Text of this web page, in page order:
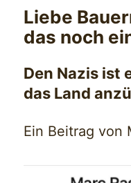
Liebe
das noch
Den Nazis ist
das Land
Ein Beitrag von